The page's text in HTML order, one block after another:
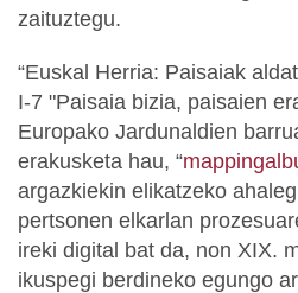
zaituztegu.
“Euskal Herria: Paisaiak
I-7 "Paisaia bizia, paisaien
Europako Jardunaldien
erakusketa hau, “
argazkiekin elikatzeko
pertsonen elkarlan
ireki digital bat da, non XIX.
ikuspegi berdineko egungo